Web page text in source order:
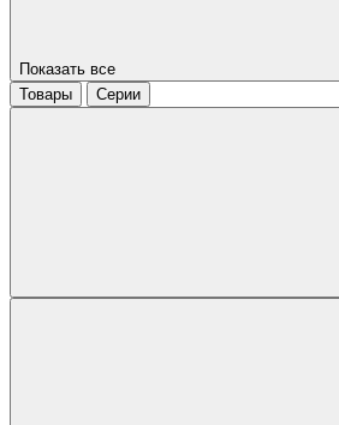
Показать все
Товары
Серии